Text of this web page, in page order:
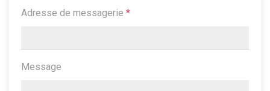
Adresse de messagerie *
Message